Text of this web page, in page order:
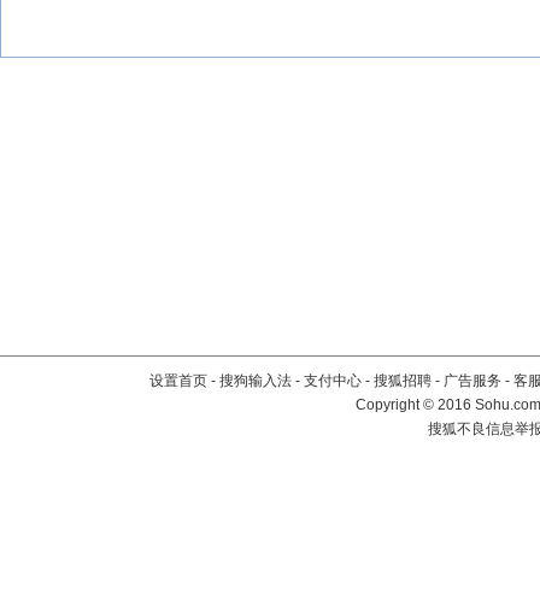
设置首页 - 搜狗输入法 - 支付中心 - 搜狐招聘 - 广告服务 - 客
Copyright©2016
搜狐不良信息举